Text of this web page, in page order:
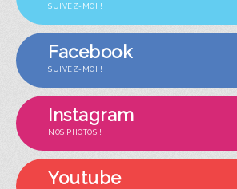
SUIVEZ-MOI !
Facebook
SUIVEZ-MOI !
Instagram
NOS PHOTOS !
Youtube